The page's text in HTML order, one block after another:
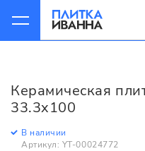
Керамическая
33.3x100
В наличии
Артикул: YT-00024772